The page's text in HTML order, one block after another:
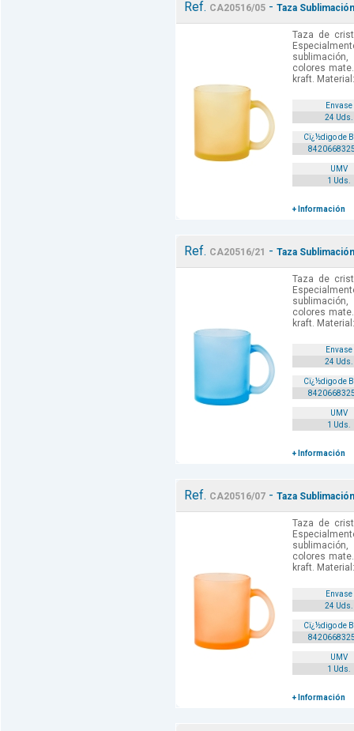
Ref. CA20516/05 - Taza
Taza de
colores
kraft.
Envase
24 Uds.
Cï¿½digo de
UMV
1 Uds.
+ Información
Ref. CA20516/21 - Taza
Taza de
colores
kraft.
Envase
24 Uds.
Cï¿½digo de
UMV
1 Uds.
+ Información
Ref. CA20516/07 - Taza
Taza de
colores
kraft.
Envase
24 Uds.
Cï¿½digo de
UMV
1 Uds.
+ Información